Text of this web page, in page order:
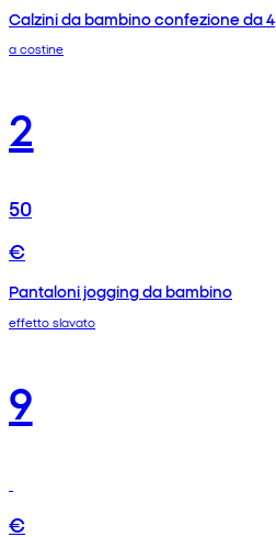
Calzini da bambino confezione da 4
a costine
2
50
€
Pantaloni jogging da bambino
effetto slavato
9
€